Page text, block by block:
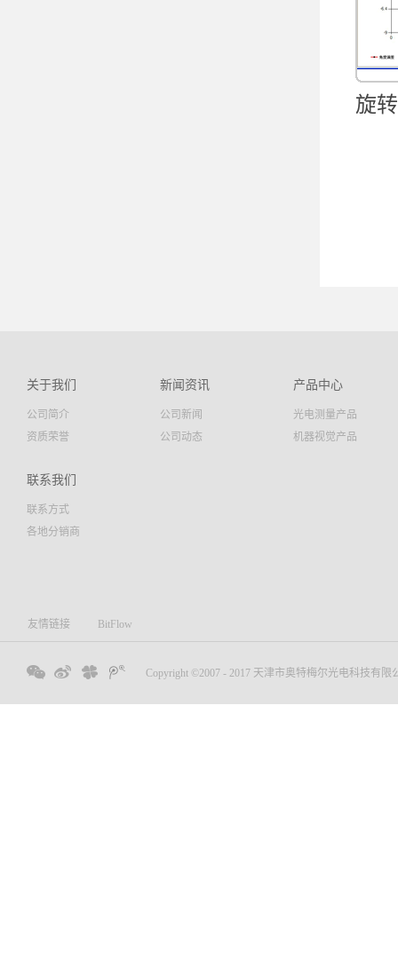
旋
关于我们
公司简介
资质荣誉
新闻资讯
公司新闻
公司动态
产品中心
光电测量产品
机器视觉产品
联系我们
联系方式
各地分销商
友情链接 BitFlow
Copyright ©2007 - 2017 天津市奥特梅尔光电科技有限